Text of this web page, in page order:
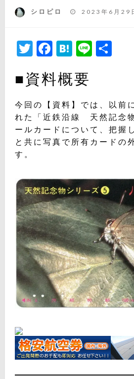
シロピロ
投
2023年6月29
Twitter
Facebook
Hatena
Line
■資料概要
今回の【資料】では、以前
れた「近鉄沿線 天然記念
ールカードについて、把握
と共に写真で所有カードの
す。